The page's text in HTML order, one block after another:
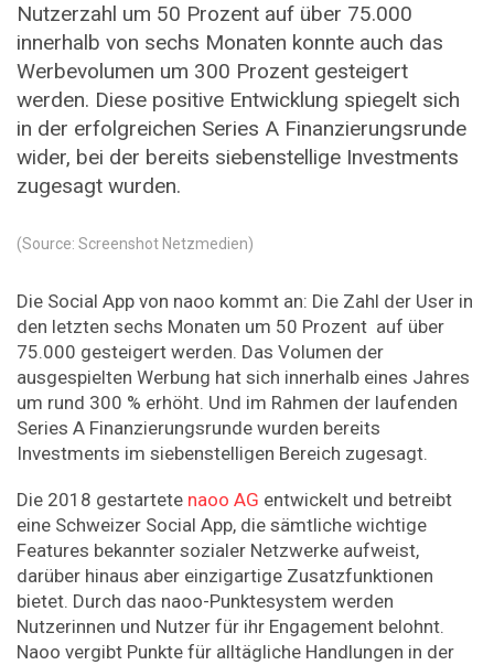
Nutzerzahl um 50 Prozent auf über 75.000
innerhalb von sechs Monaten konnte auch das
Werbevolumen um 300 Prozent gesteigert
werden. Diese positive Entwicklung spiegelt sich
in der erfolgreichen Series A Finanzierungsrunde
wider, bei der bereits siebenstellige Investments
zugesagt wurden.
(Source: Screenshot Netzmedien)
Die Social App von naoo kommt an: Die Zahl der User in
den letzten sechs Monaten um 50 Prozent auf über
75.000 gesteigert werden. Das Volumen der
ausgespielten Werbung hat sich innerhalb eines Jahres
um rund 300 % erhöht. Und im Rahmen der laufenden
Series A Finanzierungsrunde wurden bereits
Investments im siebenstelligen Bereich zugesagt.
Die 2018 gestartete naoo AG entwickelt und betreibt
eine Schweizer Social App, die sämtliche wichtige
Features bekannter sozialer Netzwerke aufweist,
darüber hinaus aber einzigartige Zusatzfunktionen
bietet. Durch das naoo-Punktesystem werden
Nutzerinnen und Nutzer für ihr Engagement belohnt.
Naoo vergibt Punkte für alltägliche Handlungen in der